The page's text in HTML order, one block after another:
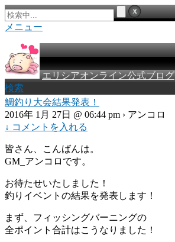
メニュー
エリシアオンライン公式ブログ
検索
鯛釣り大会結果発表！
2016年 1月 27日 @ 06:44 pm › アンコロ
↓ コメントを入れる
皆さん、こんばんは。
GM_アンコロです。
お待たせいたしました！
釣りイベントの結果を発表します！
まず、フィッシングバーニングの
全ポイント合計はこうなりました！